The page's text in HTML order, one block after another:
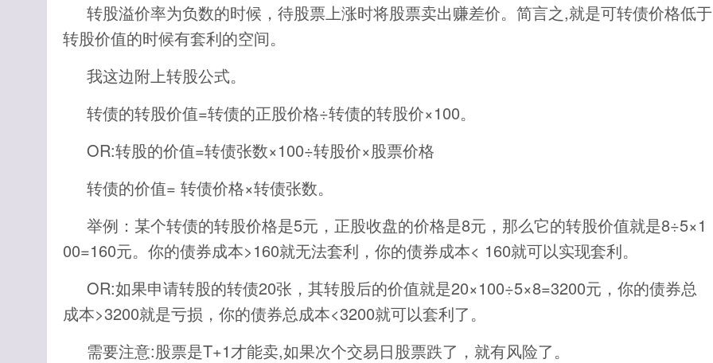
转股溢价率为负数的时候，待股票上涨时将股票卖出赚差价。简言之,就是可转债价格低于
转股价值的时候有套利的空间。
我这边附上转股公式。
转债的转股价值=转债的正股价格÷转债的转股价×100。
OR:转股的价值=转债张数×100÷转股价×股票价格
转债的价值= 转债价格×转债张数。
举例：某个转债的转股价格是5元，正股收盘的价格是8元，那么它的转股价值就是8÷5×1
00=160元。你的债券成本>160就无法套利，你的债券成本< 160就可以实现套利。
OR:如果申请转股的转债20张，其转股后的价值就是20×100÷5×8=3200元，你的债券总
成本>3200就是亏损，你的债券总成本<3200就可以套利了。
需要注意:股票是T+1才能卖,如果次个交易日股票跌了，就有风险了。